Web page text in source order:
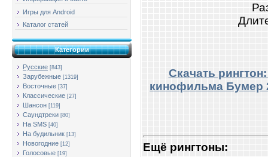
Игры для Android
Каталог статей
Категории
Русские [843]
Зарубежные [1319]
Восточные [37]
Классические [27]
Шансон [119]
Саундтреки [80]
На SMS [40]
На будильник [13]
Новогодние [12]
Голосовые [19]
Скачать
кинофильма Бумер
Ещё рингтоны: